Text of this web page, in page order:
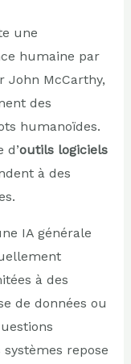
une
humaine par
John McCarthy,
des
humanoïdes.
d’outils logiciels
à des
IA générale
à des
de données ou
repose